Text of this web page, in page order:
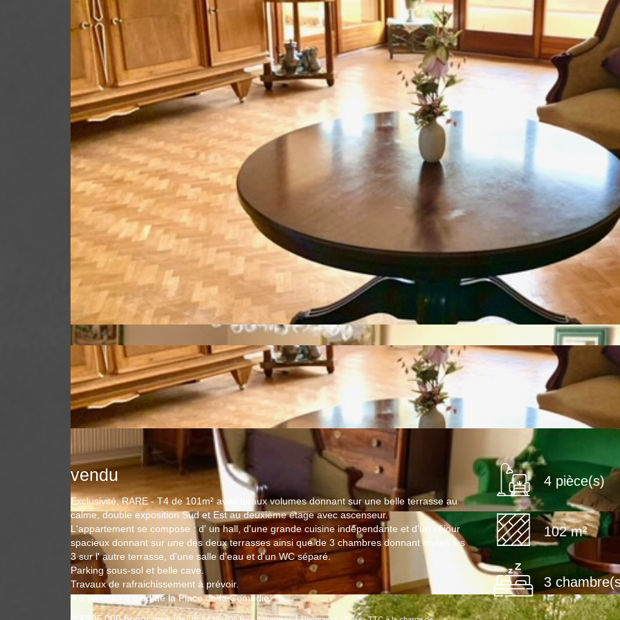
vendu
Exclusivité, RARE - T4 de 101m² avec beaux volumes donnant sur une belle terrasse au
calme, double exposition Sud et Est au deuxième étage avec ascenseur.
L'appartement se compose : d' un hall, d'une grande cuisine indépendante et d'un séjour
spacieux donnant sur une des deux terrasses ainsi que de 3 chambres donnant toutes les
3 sur l' autre terrasse, d'une salle d'eau et d'un WC séparé.
Parking sous-sol et belle cave.
Travaux de rafraichissement à prévoir.
A 5 minutes à pied de la Place de la Comédie.
4 pièce(s)
102 m²
3